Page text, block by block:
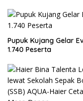
Pupuk Kujang Gelar
1.740 Peserta